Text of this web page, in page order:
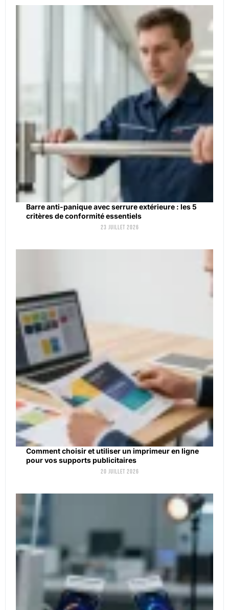
Barre anti-panique avec serrure extérieure : les 5
critères de conformité essentiels
23 juillet 2026
Comment choisir et utiliser un imprimeur en ligne
pour vos supports publicitaires
20 juillet 2026